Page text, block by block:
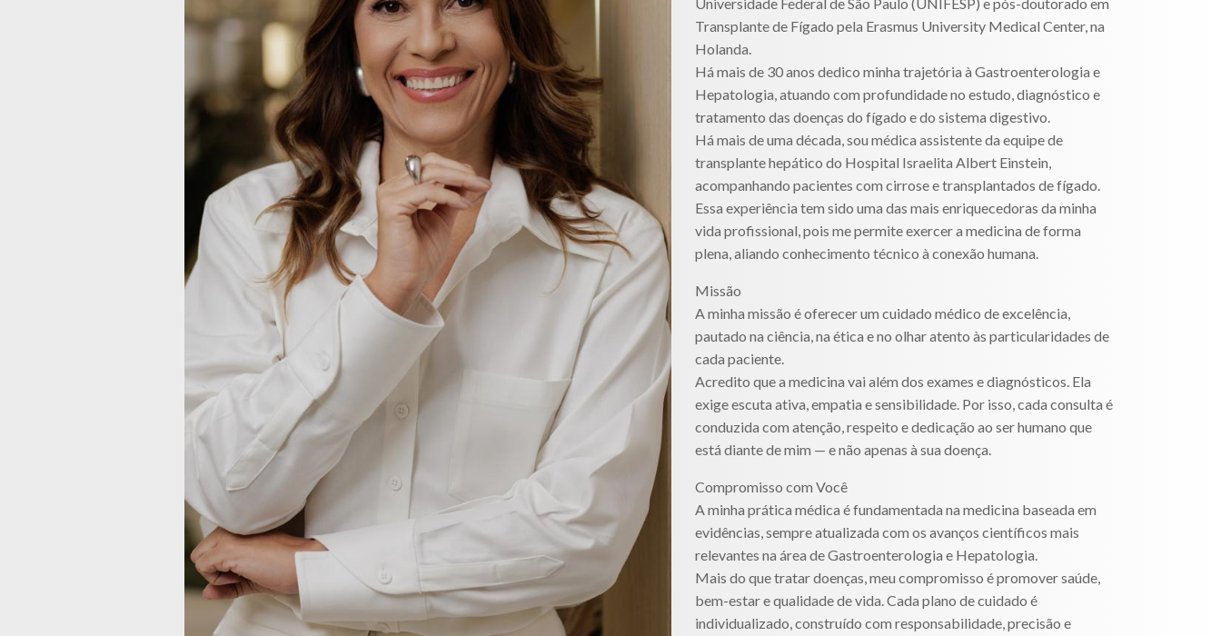
Transplante de Fígado pela Erasmus University Medical Center, na
Holanda.
Há mais de 30 anos dedico minha trajetória à Gastroenterologia e
Hepatologia, atuando com profundidade no estudo, diagnóstico e
tratamento das doenças do fígado e do sistema digestivo.
Há mais de uma década, sou médica assistente da equipe de
transplante hepático do Hospital Israelita Albert Einstein,
acompanhando pacientes com cirrose e transplantados de fígado.
Essa experiência tem sido uma das mais enriquecedoras da minha
vida profissional, pois me permite exercer a medicina de forma
plena, aliando conhecimento técnico à conexão humana.
Missão
A minha missão é oferecer um cuidado médico de excelência,
pautado na ciência, na ética e no olhar atento às particularidades de
cada paciente.
Acredito que a medicina vai além dos exames e diagnósticos. Ela
exige escuta ativa, empatia e sensibilidade. Por isso, cada consulta é
conduzida com atenção, respeito e dedicação ao ser humano que
está diante de mim — e não apenas à sua doença.
Compromisso com Você
A minha prática médica é fundamentada na medicina baseada em
evidências, sempre atualizada com os avanços científicos mais
relevantes na área de Gastroenterologia e Hepatologia.
Mais do que tratar doenças, meu compromisso é promover saúde,
bem-estar e qualidade de vida. Cada plano de cuidado é
individualizado, construído com responsabilidade, precisão e